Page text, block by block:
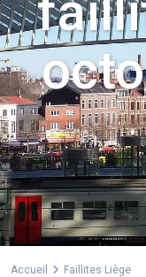
Accueil
Faillites Liège